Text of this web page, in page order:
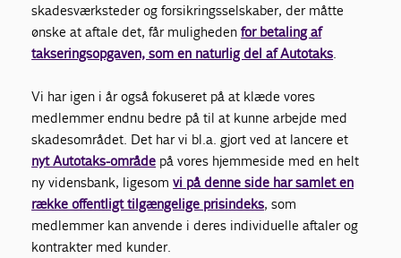
skadesværksteder og forsikringsselskaber, der måtte
ønske at aftale det, får mulighedenfor betaling af
takseringsopgaven, som en naturlig del af Autotaks
Vi har igen i år også fokuseret på at klæde vores
medlemmer endnu bedre på til at kunne arbejde med
skadesområdet. Det har vi bl.a. gjort ved at lancere et
nyt Autotaks-område på vores hjemmeside med en helt
ny vidensbank, ligesomvi på denne side har samlet en
række offentligt tilgængelige prisindeks, som
medlemmer kan anvende i deres individuelle aftaler og
kontrakter med kunder.